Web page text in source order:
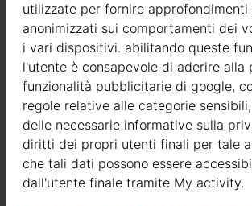
Qualità / garanzia /
Qualità
Siamo attivi nel settore della produzione di
legno dal 2004. Nel corso di questi anni,
selezionato i migliori fornitori di legname.
esclusivamente abete nordico a crescita
utilizzate per fornire
anonimizzati sui comportamenti dei
i vari dispositivi. abilitando queste
l'utente è consapevole di aderire alla
funzionalità pubblicitarie di google,
regole relative alle categorie
delle necessarie informative sulla
diritti dei propri utenti finali per tale
che tali dati possono essere
dall'utente finale tramite My activity.